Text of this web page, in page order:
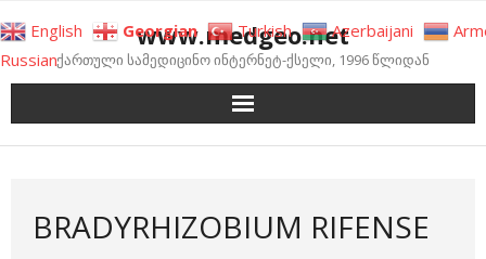
to
content
www.medgeo.net
ქართული სამედიცინო ინტერნეტ-ქსელი, 1996 წლიდან
BRADYRHIZOBIUM RIFENSE
English Georgian Turkish Azerbaijani
Russian